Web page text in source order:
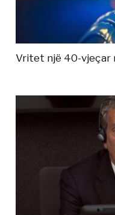
Vritet një 40-vjeçar